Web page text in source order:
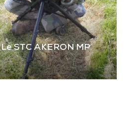
Le STC AKERON MP